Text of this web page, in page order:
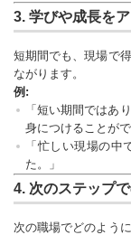
3. 学びや成長を
短期間でも、現場で
ながります。
例:
「短い期間ではあ
身につけることがで
「忙しい現場の
た。」
4. 次のステップ
次の職場でどのよう